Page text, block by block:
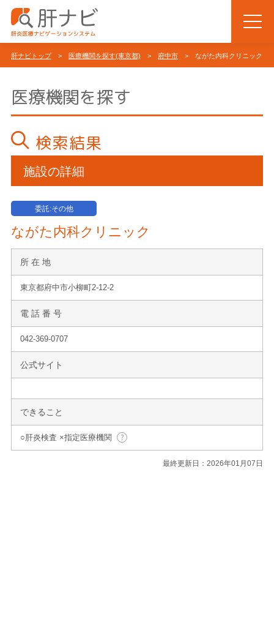
肝ナビトップ> 医療機関を探す(東京都) > 府中市 > ながた内科クリニック
医療機関を探す
検索結果
施設の詳細
委託:その他
ながた内科クリニック
所 在 地
東京都府中市小柳町2-12-2
電 話 番 号
042-369-0707
公式サイト
できること
○肝炎検査 ×指定医療機関
最終更新日：2026年01月07日